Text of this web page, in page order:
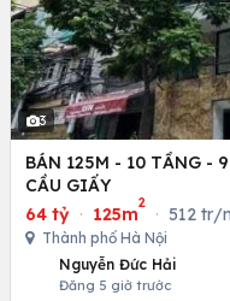
3
BÁN 125M - 10 TẦNG -
CẦU GIẤY
64 tỷ · 125m
2
· 512 tr/
Thành phố Hà Nội
Nguyễn Đức Hải
Đăng 5 giờ trước